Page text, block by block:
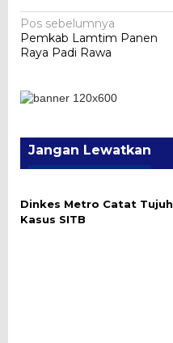
Navigasi
pos
Pos sebelumnya
Pemkab Lamtim Panen
Raya Padi Rawa
Jangan Lewatkan
Dinkes Metro Catat Tujuh
Kasus SITB